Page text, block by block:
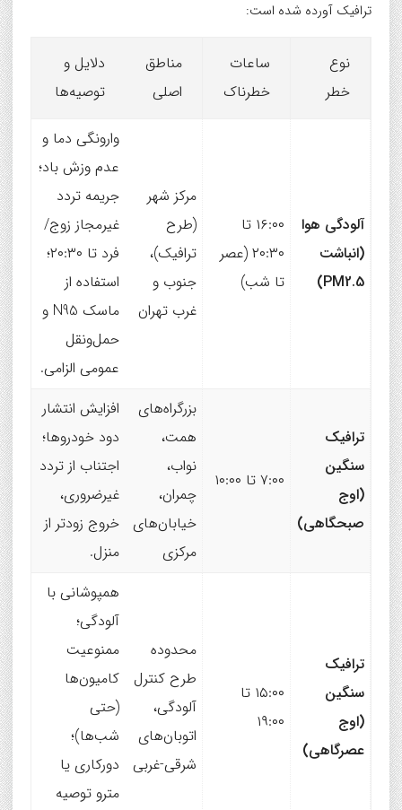
ترافیک آورده شده است:
نوع
خطر
ساعات
خطرناک
مناطق
اصلی
دلایل و
توصیه‌ها
آلودگی هوا
(انباشت
PM2.5)
۱۶:۰۰ تا
۲۰:۳۰ (عصر
تا شب)
مرکز شهر
(طرح
ترافیک)،
جنوب و
غرب تهران
وارونگی دما و
عدم وزش باد؛
جریمه تردد
غیرمجاز زوج/
فرد تا ۲۰:۳۰؛
استفاده از
ماسک N95 و
حمل‌ونقل
عمومی الزامی.
ترافیک
سنگین
(اوج
صبحگاهی)
۷:۰۰ تا ۱۰:۰۰
بزرگراه‌های
همت،
نواب،
چمران،
خیابان‌های
مرکزی
افزایش انتشار
دود خودروها؛
اجتناب از تردد
غیرضروری،
خروج زودتر از
منزل.
ترافیک
سنگین
(اوج
عصرگاهی)
۱۵:۰۰ تا
۱۹:۰۰
محدوده
طرح کنترل
آلودگی،
اتوبان‌های
شرقی-غربی
همپوشانی با
آلودگی؛
ممنوعیت
کامیون‌ها
(حتی
شب‌ها)؛
دورکاری یا
مترو توصیه